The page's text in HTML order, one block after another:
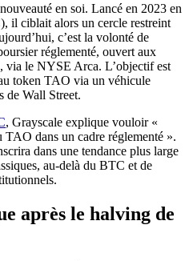
en soi. Lancé en 2023 en
il ciblait alors un cercle restreint
c’est la volonté de
réglementé, ouvert aux
via le NYSE Arca. L’objectif est
token TAO via un véhicule
de Wall Street.
, Grayscale explique vouloir «
dans un cadre réglementé ».
dans une tendance plus large
au-delà du BTC et de
après le halving de